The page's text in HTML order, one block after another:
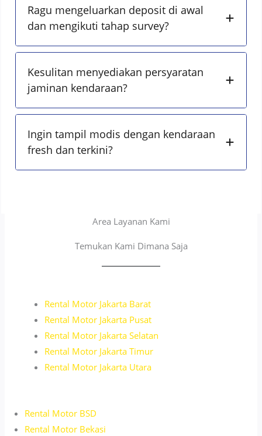
Ragu mengeluarkan deposit di awal
dan mengikuti tahap survey?
Kesulitan menyediakan persyaratan
jaminan kendaraan?
Ingin tampil modis dengan kendaraan
fresh dan terkini?
Area Layanan Kami
Temukan Kami Dimana Saja
Rental Motor Jakarta Barat
Rental Motor Jakarta Pusat
Rental Motor Jakarta Selatan
Rental Motor Jakarta Timur
Rental Motor Jakarta Utara
Rental Motor BSD
Rental Motor Bekasi